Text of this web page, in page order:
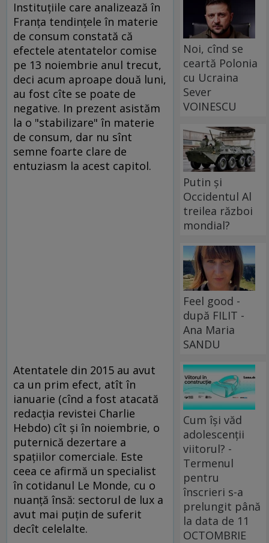
Instituţiile care analizează în
Franţa tendinţele în materie
de consum constată că
efectele atentatelor comise
pe 13 noiembrie anul trecut,
deci acum aproape două luni,
au fost cîte se poate de
negative. In prezent asistăm
la o "stabilizare" în materie
de consum, dar nu sînt
semne foarte clare de
entuziasm la acest capitol.
Atentatele din 2015 au avut
ca un prim efect, atît în
ianuarie (cînd a fost atacată
redacţia revistei Charlie
Hebdo) cît şi în noiembrie, o
puternică dezertare a
spaţiilor comerciale. Este
ceea ce afirmă un specialist
în cotidanul Le Monde, cu o
nuanţă însă: sectorul de lux a
avut mai puţin de suferit
decît celelalte.
Noi, cînd se
ceartă Polonia
cu Ucraina
Sever
VOINESCU
Putin și
Occidentul Al
treilea război
mondial?
Feel good -
după FILIT -
Ana Maria
SANDU
Cum își văd
adolescenții
viitorul? -
Termenul
pentru
înscrieri s-a
prelungit până
la data de 11
OCTOMBRIE